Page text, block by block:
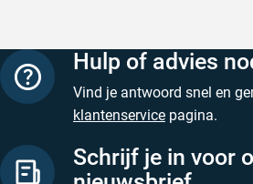
Hulp of advies
Vind je antwoord snel en
klantenservice pagina.
Schrijf je in voor